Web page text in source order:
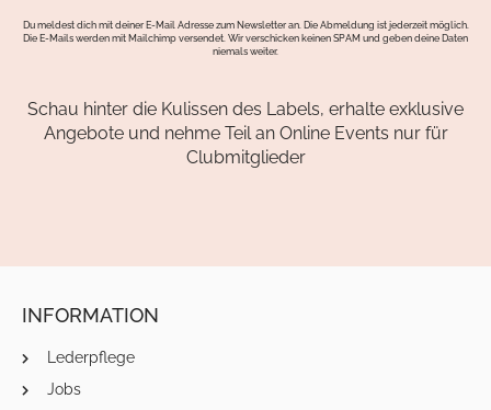
Du meldest dich mit deiner E-Mail Adresse zum Newsletter an. Die Abmeldung ist jederzeit möglich.
Die E-Mails werden mit Mailchimp versendet. Wir verschicken keinen SPAM und geben deine Daten
niemals weiter.
Schau hinter die Kulissen des Labels, erhalte exklusive
Angebote und nehme Teil an Online Events nur für
Clubmitglieder
INFORMATION
Lederpflege
Jobs